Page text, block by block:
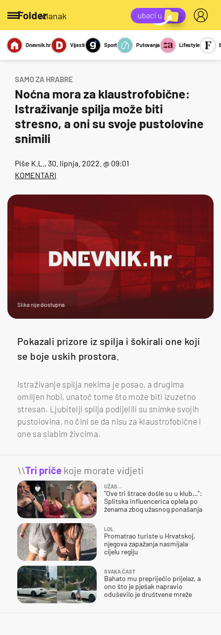
/članak
Miks Kviz
Report
Sexy
Dnevnik.hr Vijesti Sport Putovanja Lifestyle
SAMO ZA HRABRE
Noćna mora za klaustrofobične:
Istraživanje spilja može biti
stresno, a oni su svoje pustolovine
snimili
Piše K.L. , 30. lipnja. 2022. @ 09:01
KOMENTARI
Slika nije dostupna
Pokazali prizore iz spilja i šokirali one koji
se boje uskih prostora.
Istraživanje spilja nekima je posao, a drugima
omiljen hobi, unatoč tome što može biti izuzetno
stresan. Ljubitelji spilja podijelili su snimke svojih
pustolovina, no čini se da nisu za klaustrofobične i
one sa slabim živcima.
\\Tri priče koje morate vidjeti
UŽAS…
"Ove tri štrace došle su u klub…":
Splitska influencerica oplela po
ženama zbog užasnog ponašanja
LOL
Promatrao turiste u Hrvatskoj,
njegova zapažanja nasmijala
cijelu regiju
SVAKA ČAST
Bahato mu prepriječio prijelaz, a
ono što je pješak napravio
oduševilo je društvene mreže